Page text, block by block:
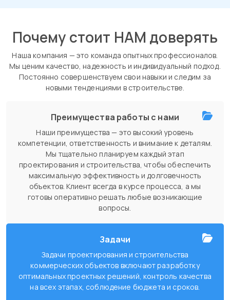
Почему стоит НАМ доверять
Наша компания — это команда опытных профессионалов.
Мы ценим качество, надежность и индивидуальный подход.
Постоянно совершенствуем свои навыки и следим за
новыми тенденциями в строительстве.
Преимущества работы с нами
Наши преимущества — это высокий уровень
компетенции, ответственность и внимание к деталям.
Мы тщательно планируем каждый этап
проектирования и строительства, чтобы обеспечить
максимальную эффективность и долговечность
объектов. Клиент всегда в курсе процесса, а мы
готовы оперативно решать любые возникающие
вопросы.
Задачи
Задачи проектирования и строительства
коммерческих объектов включают разработку
оптимальных проектных решений, контроль качества
на всех этапах, соблюдение бюджета и сроков.